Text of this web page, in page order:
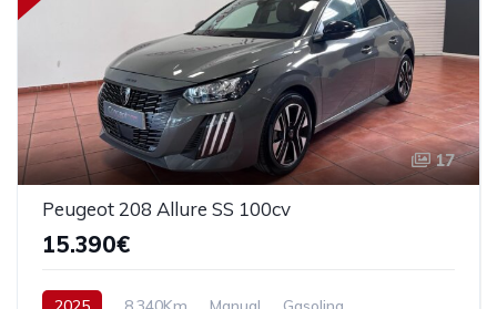
17
Peugeot 208 Allure SS 100cv
15.390€